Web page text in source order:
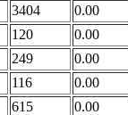
3404 0.00
120 0.00
249 0.00
116 0.00
615 0.00